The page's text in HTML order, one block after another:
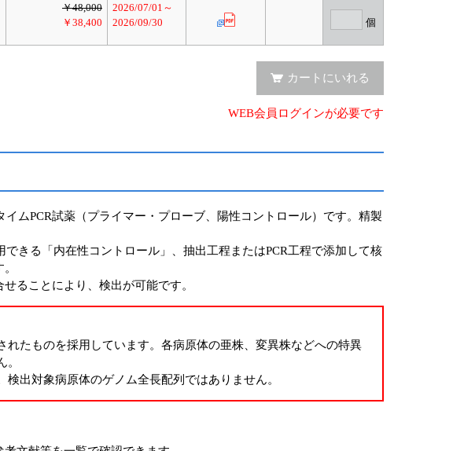
￥48,000
￥38,400
2026/07/01～
2026/09/30
個
カートにいれる
WEB会員ログインが必要です
ムPCR試薬（プライマー・プローブ、陽性コントロール）です。精製
きる「内在性コントロール」、抽出工程またはPCR工程で添加して核
せることにより、検出が可能です。
たものを採用しています。各病原体の亜株、変異株などへの特異
出対象病原体のゲノム全長配列ではありません。